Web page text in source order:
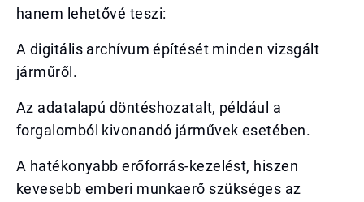
hanem lehetővé teszi:
A digitális archívum építését minden vizsgált
járműről.
Az adatalapú döntéshozatalt, például a
forgalomból kivonandó járművek esetében.
A hatékonyabb erőforrás-kezelést, hiszen
kevesebb emberi munkaerő szükséges az